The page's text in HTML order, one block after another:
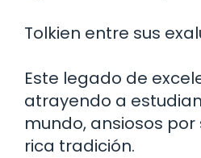
Tolkien entre sus
Este legado de
atrayendo a
mundo, ansiosos
rica tradición.